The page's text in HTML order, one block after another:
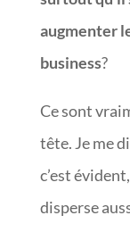
augmenter
business?
Ce sont
tête. Je me
c’est
disperse